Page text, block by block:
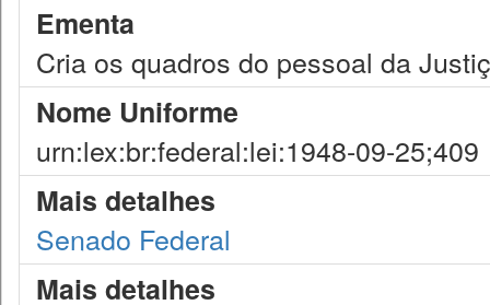
Ementa
Cria os quadros do pessoal da
Nome Uniforme
urn:lex:br:federal:lei:1948-09-25;409
Mais detalhes
Senado Federal
Mais detalhes